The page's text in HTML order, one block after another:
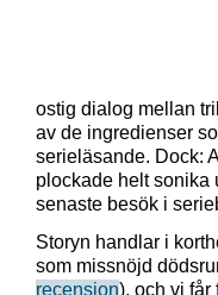
ostig dialog mellan
av de ingredienser
serieläsande. Dock:
plockade helt sonika
senaste besök i
Storyn handlar i
som missnöjd
recension), och vi får